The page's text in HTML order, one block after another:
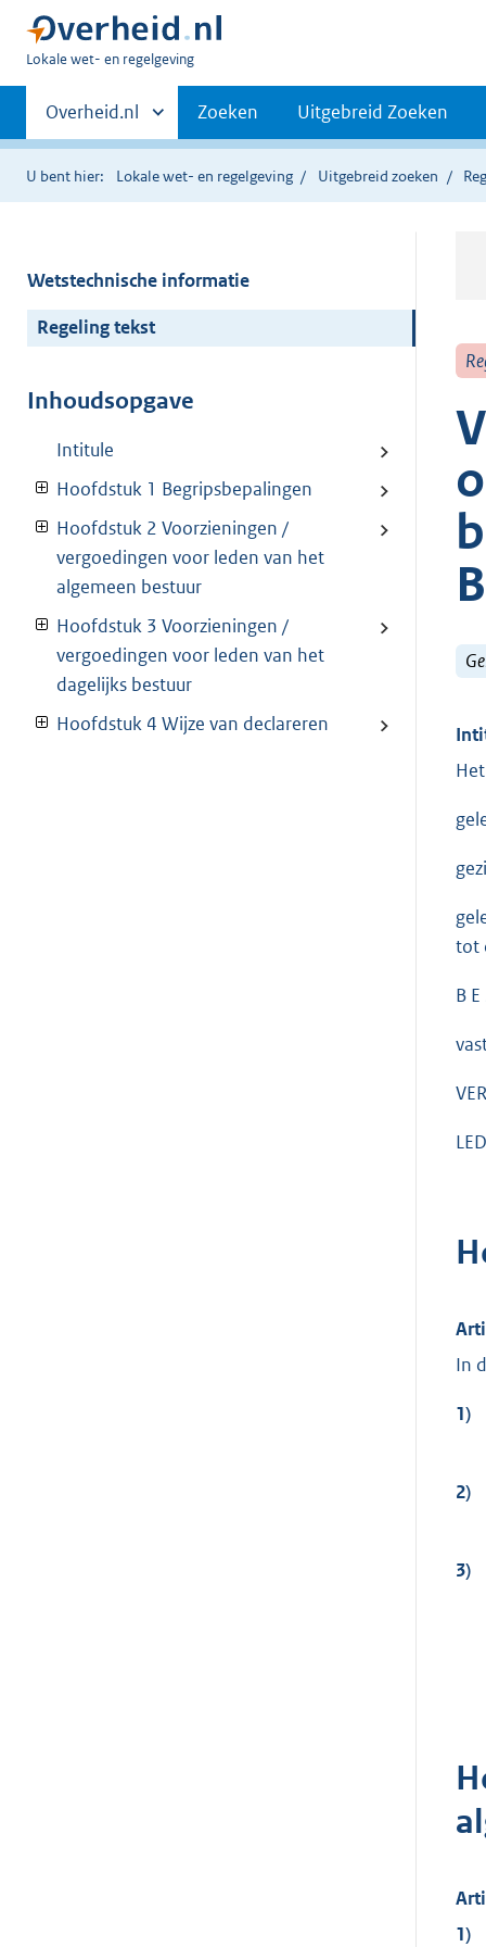
U
hier:
Lokale wet- en regelgeving
Primaire
navigatie
Andere
sites
binnen
Overheid.nl Zoeken Uitgebreid Zoeken
U bent hier: Lokale wet- en regelgeving Uitgebreid zoeken
Wetstechnische informatie
Regeling tekst
Inhoudsopgave
Intitule
Hoofdstuk 1 Begripsbepalingen
Hoofdstuk 2 Voorzieningen /
vergoedingen voor leden van het
algemeen bestuur
Hoofdstuk 3 Voorzieningen /
vergoedingen voor leden van het
dagelijks bestuur
Hoofdstuk 4 Wijze van declareren
tot
B
In
1)
2)
3)
1)